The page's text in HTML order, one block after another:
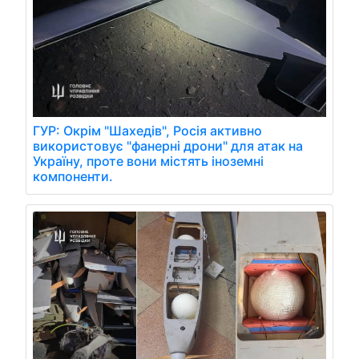
ГУР: Окрім "Шахедів", Росія активно
використовує "фанерні дрони" для атак на
Україну, проте вони містять іноземні
компоненти.